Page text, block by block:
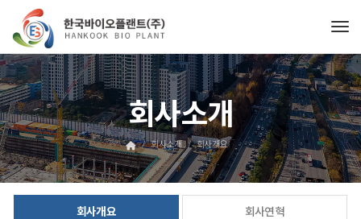
회사소개
회사소개 회사개요
회사개요 회사연혁